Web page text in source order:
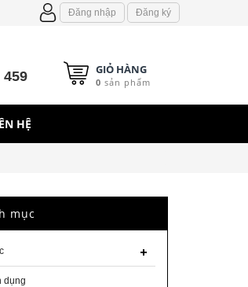
Đăng nhập Đăng ký
459 GIỎ HÀNG
0 sản phẩm
HỆ
mục
dụng